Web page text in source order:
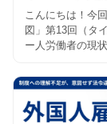
こんにちは！今
図」第13回（タ
ー人労働者の現